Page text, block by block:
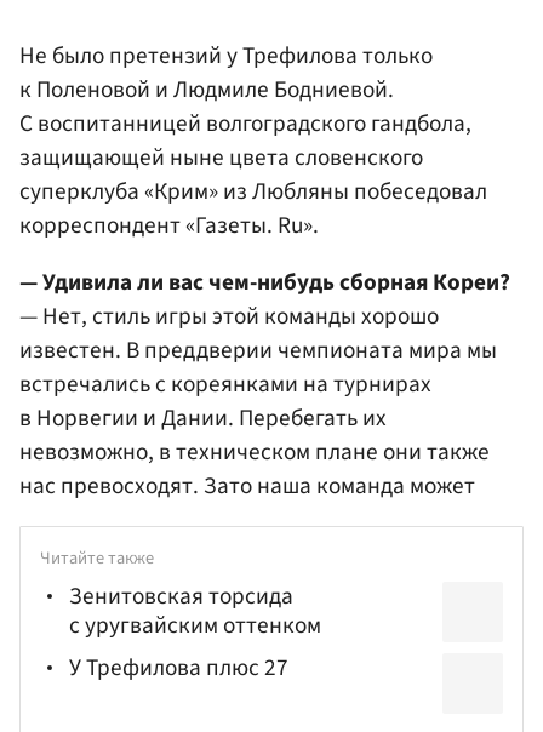
Не было претензий у Трефилова только
к Поленовой и Людмиле Бодниевой.
С воспитанницей волгоградского гандбола,
защищающей ныне цвета словенского
суперклуба «Крим» из Любляны побеседовал
корреспондент «Газеты. Ru».
— Удивила ли вас чем-нибудь сборная Кореи?
— Нет, стиль игры этой команды хорошо
известен. В преддверии чемпионата мира мы
встречались с кореянками на турнирах
в Норвегии и Дании. Перебегать их
невозможно, в техническом плане они также
нас превосходят. Зато наша команда может
Читайте также
Зенитовская торсида
с уругвайским оттенком
У Трефилова плюс 27